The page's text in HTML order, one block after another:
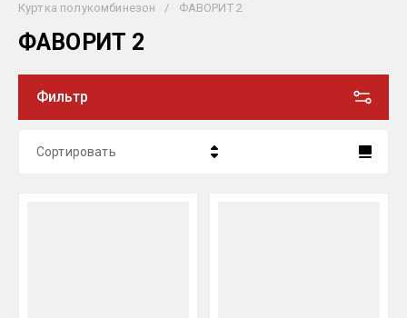
Куртка полукомбинезон
/ ФАВОРИТ 2
ФАВОРИТ 2
Фильтр
Сортировать